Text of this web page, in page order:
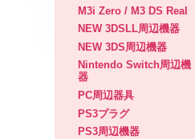
M3i Zero / M3 DS Real
NEW 3DSLL周辺機器
NEW 3DS周辺機器
Nintendo Switch周辺機
器
PC周辺器具
PS3プラグ
PS3周辺機器